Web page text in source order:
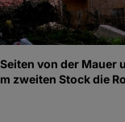
von der Mauer
zweiten Stock die